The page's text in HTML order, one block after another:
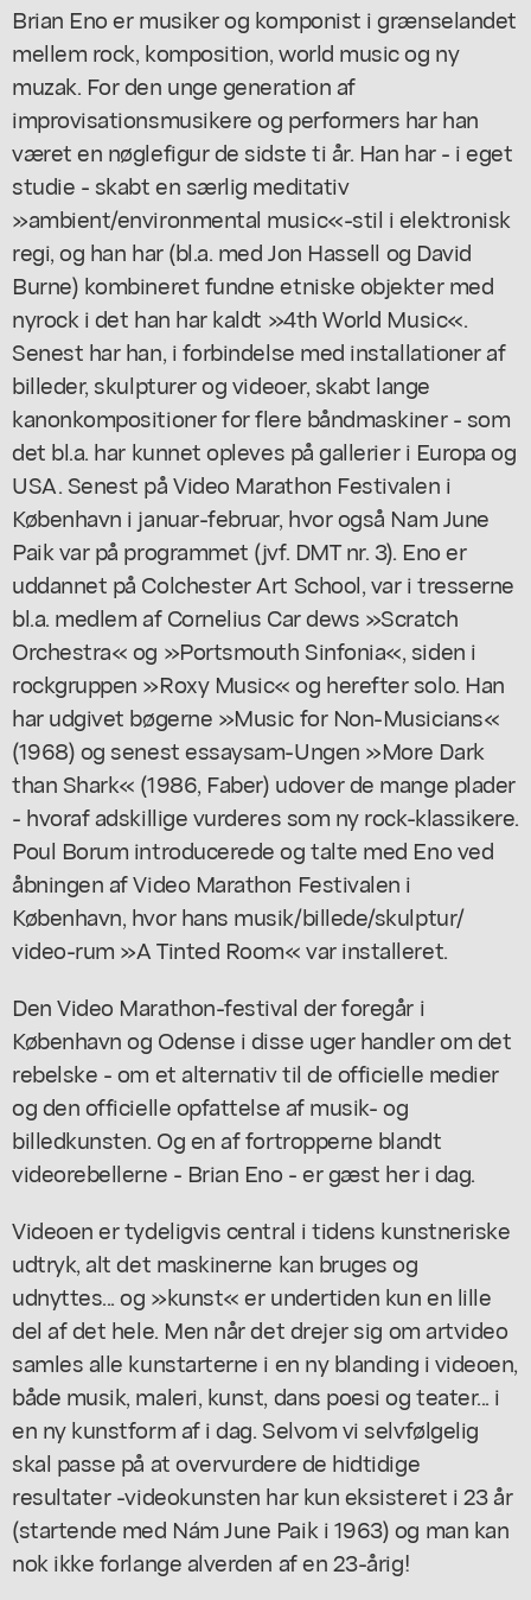
Brian Eno er musiker og komponist i grænselandet
mellem rock, komposition, world music og ny
muzak. For den unge generation af
improvisationsmusikere og performers har han
været en nøglefigur de sidste ti år. Han har - i eget
studie - skabt en særlig meditativ
»ambient/environmental music«-stil i elektronisk
regi, og han har (bl.a. med Jon Hassell og David
Burne) kombineret fundne etniske objekter med
nyrock i det han har kaldt »4th World Music«.
Senest har han, i forbindelse med installationer af
billeder, skulpturer og videoer, skabt lange
kanonkompositioner for flere båndmaskiner - som
det bl.a. har kunnet opleves på gallerier i Europa og
USA. Senest på Video Marathon Festivalen i
København i januar-februar, hvor også Nam June
Paik var på programmet (jvf. DMT nr. 3). Eno er
uddannet på Colchester Art School, var i tresserne
bl.a. medlem af Cornelius Car dews »Scratch
Orchestra« og »Portsmouth Sinfonia«, siden i
rockgruppen »Roxy Music« og herefter solo. Han
har udgivet bøgerne »Music for Non-Musicians«
(1968) og senest essaysam-Ungen »More Dark
than Shark« (1986, Faber) udover de mange plader
- hvoraf adskillige vurderes som ny rock-klassikere.
Poul Borum introducerede og talte med Eno ved
åbningen af Video Marathon Festivalen i
København, hvor hans musik/billede/skulptur/
video-rum »A Tinted Room« var installeret.
Den Video Marathon-festival der foregår i
København og Odense i disse uger handler om det
rebelske - om et alternativ til de officielle medier
og den officielle opfattelse af musik- og
billedkunsten. Og en af fortropperne blandt
videorebellerne - Brian Eno - er gæst her i dag.
Videoen er tydeligvis central i tidens kunstneriske
udtryk, alt det maskinerne kan bruges og
udnyttes... og »kunst« er undertiden kun en lille
del af det hele. Men når det drejer sig om artvideo
samles alle kunstarterne i en ny blanding i videoen,
både musik, maleri, kunst, dans poesi og teater... i
en ny kunstform af i dag. Selvom vi selvfølgelig
skal passe på at overvurdere de hidtidige
resultater -videokunsten har kun eksisteret i 23 år
(startende med Nám June Paik i 1963) og man kan
nok ikke forlange alverden af en 23-årig!